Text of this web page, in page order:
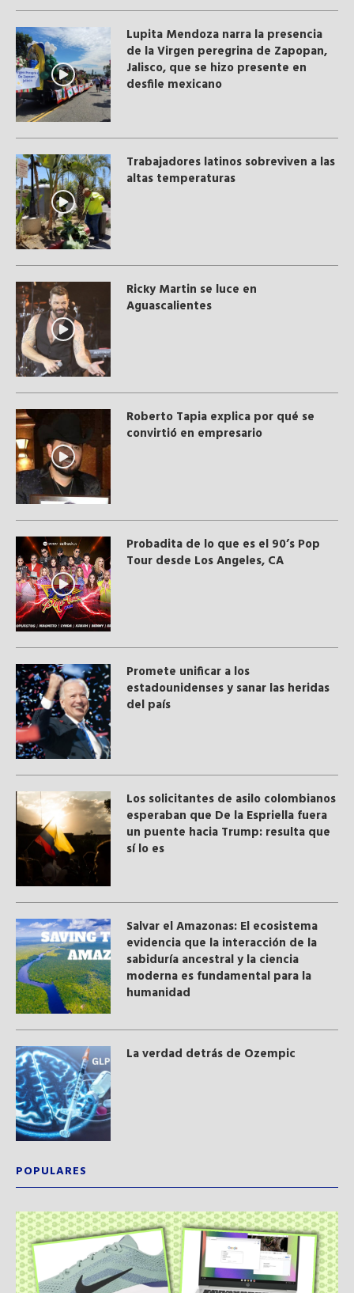
Lupita Mendoza narra la presencia
de la Virgen peregrina de Zapopan,
Jalisco, que se hizo presente en
desfile mexicano
Trabajadores latinos sobreviven a las
altas temperaturas
Ricky Martin se luce en
Aguascalientes
Roberto Tapia explica por qué se
convirtió en empresario
Probadita de lo que es el 90’s Pop
Tour desde Los Angeles, CA
Promete unificar a los
estadounidenses y sanar las heridas
del país
Los solicitantes de asilo colombianos
esperaban que De la Espriella fuera
un puente hacia Trump: resulta que
sí lo es
Salvar el Amazonas: El ecosistema
evidencia que la interacción de la
sabiduría ancestral y ​la ciencia
moderna​ es fundamental para la
humanidad
La verdad detrás de Ozempic
POPULARES